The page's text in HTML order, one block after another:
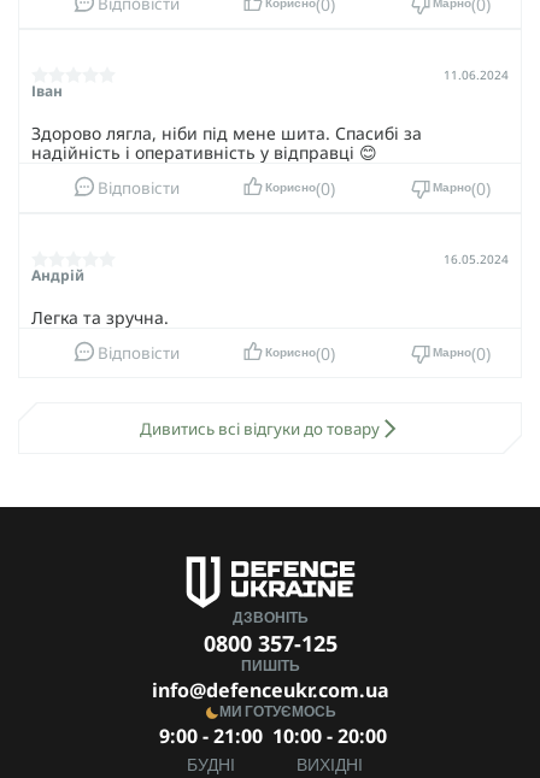
Корисно Марно
Іван
11.06.2024
Здорово лягла, ніби під мене шита. Спасибі за
надійність і оперативність у відправці 😊
Відповісти Корисно 0 Марно 0
Андрій
16.05.2024
Легка та зручна.
Відповісти Корисно 0 Марно 0
Дивитись всі відгуки до товару
ДЗВОНІТЬ
0800 357-125
ПИШІТЬ
info@defenceukr.com.ua
МИ ГОТУЄМОСЬ
9:00 - 21:00
БУДНІ
10:00 - 20:00
ВИХІДНІ